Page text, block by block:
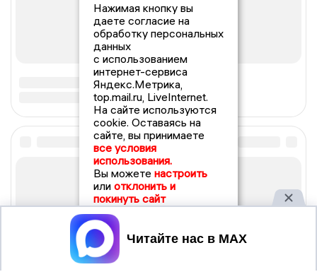
Нажимая кнопку вы
даете согласие на
обработку персональных
данных
с использованием
интернет-сервиса
Яндекс.Метрика,
top.mail.ru, LiveInternet.
На сайте используются
cookie. Оставаясь на
сайте, вы принимаете
все условия
использования.
Вы можете настроить
или отклонить и
покинуть сайт
Принять